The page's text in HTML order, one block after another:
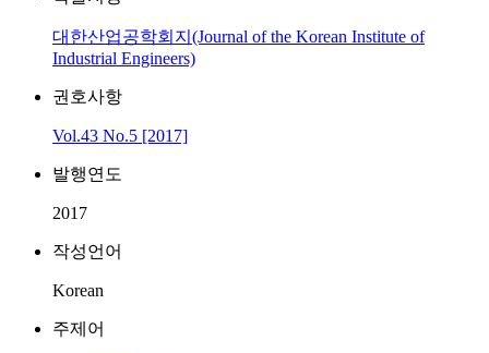
대한산업공학회지(Journal of the Korean Institute of
Industrial Engineers)
권호사항
Vol.43 No.5 [2017]
발행연도
2017
작성언어
Korean
주제어